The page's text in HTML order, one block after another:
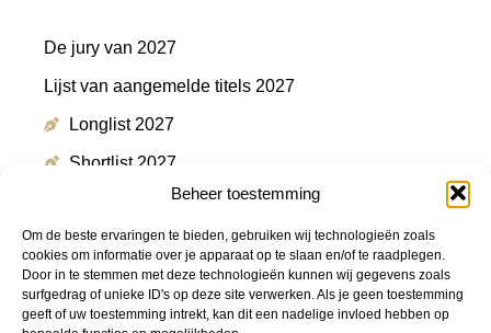
Beheer toestemming
Om de beste ervaringen te bieden, gebruiken wij technologieën zoals
cookies om informatie over je apparaat op te slaan en/of te raadplegen.
Door in te stemmen met deze technologieën kunnen wij gegevens zoals
surfgedrag of unieke ID's op deze site verwerken. Als je geen toestemming
geeft of uw toestemming intrekt, kan dit een nadelige invloed hebben op
De jury van 2027
Lijst van aangemelde titels 2027
Longlist 2027
Shortlist 2027
Winnaar 2027
Meer informatie